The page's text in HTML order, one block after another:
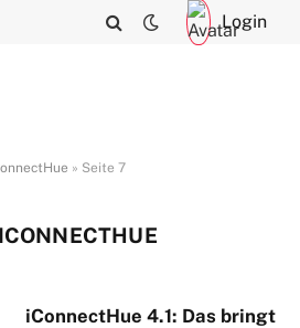
Login
» Seite 7
ICONNECTHUE
iConnectHue 4.1: Das bringt